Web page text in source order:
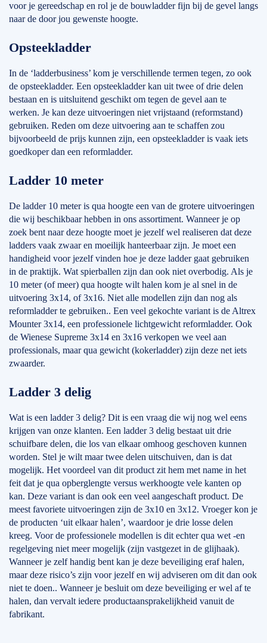
voor je gereedschap en rol je de bouwladder fijn bij de gevel langs
naar de door jou gewenste hoogte.
Opsteekladder
In de ‘ladderbusiness’ kom je verschillende termen tegen, zo ook
de opsteekladder. Een opsteekladder kan uit twee of drie delen
bestaan en is uitsluitend geschikt om tegen de gevel aan te
werken. Je kan deze uitvoeringen niet vrijstaand (reformstand)
gebruiken. Reden om deze uitvoering aan te schaffen zou
bijvoorbeeld de prijs kunnen zijn, een opsteekladder is vaak iets
goedkoper dan een reformladder.
Ladder 10 meter
De ladder 10 meter is qua hoogte een van de grotere uitvoeringen
die wij beschikbaar hebben in ons assortiment. Wanneer je op
zoek bent naar deze hoogte moet je jezelf wel realiseren dat deze
ladders vaak zwaar en moeilijk hanteerbaar zijn. Je moet een
handigheid voor jezelf vinden hoe je deze ladder gaat gebruiken
in de praktijk. Wat spierballen zijn dan ook niet overbodig. Als je
10 meter (of meer) qua hoogte wilt halen kom je al snel in de
uitvoering 3x14, of 3x16. Niet alle modellen zijn dan nog als
reformladder te gebruiken.. Een veel gekochte variant is de Altrex
Mounter 3x14, een professionele lichtgewicht reformladder. Ook
de Wienese Supreme 3x14 en 3x16 verkopen we veel aan
professionals, maar qua gewicht (kokerladder) zijn deze net iets
zwaarder.
Ladder 3 delig
Wat is een ladder 3 delig? Dit is een vraag die wij nog wel eens
krijgen van onze klanten. Een ladder 3 delig bestaat uit drie
schuifbare delen, die los van elkaar omhoog geschoven kunnen
worden. Stel je wilt maar twee delen uitschuiven, dan is dat
mogelijk. Het voordeel van dit product zit hem met name in het
feit dat je qua opberglengte versus werkhoogte vele kanten op
kan. Deze variant is dan ook een veel aangeschaft product. De
meest favoriete uitvoeringen zijn de 3x10 en 3x12. Vroeger kon je
de producten ‘uit elkaar halen’, waardoor je drie losse delen
kreeg. Voor de professionele modellen is dit echter qua wet -en
regelgeving niet meer mogelijk (zijn vastgezet in de glijhaak).
Wanneer je zelf handig bent kan je deze beveiliging eraf halen,
maar deze risico’s zijn voor jezelf en wij adviseren om dit dan ook
niet te doen.. Wanneer je besluit om deze beveiliging er wel af te
halen, dan vervalt iedere productaansprakelijkheid vanuit de
fabrikant.